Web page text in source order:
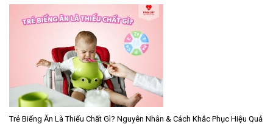
Trẻ Biếng Ăn Là Thiếu Chất Gì? Nguyên Nhân & Cách Khắc Phục Hiệu Quả